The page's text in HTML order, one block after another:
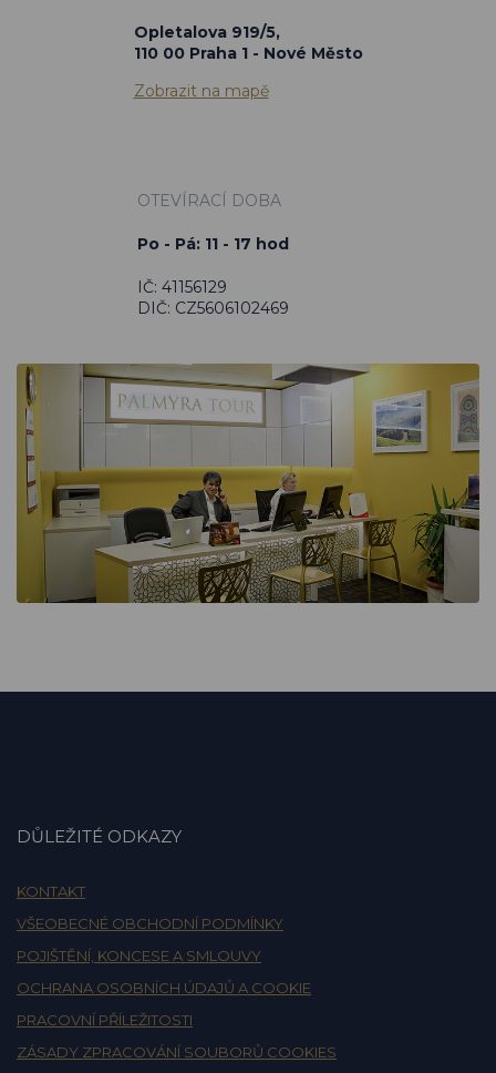
Opletalova 919/5,
110 00 Praha 1 - Nové Město
Zobrazit na mapě
OTEVÍRACÍ DOBA
Po - Pá: 11 - 17 hod
IČ: 41156129
DIČ: CZ5606102469
DŮLEŽITÉ ODKAZY
KONTAKT
VŠEOBECNÉ OBCHODNÍ PODMÍNKY
POJIŠTĚNÍ, KONCESE A SMLOUVY
OCHRANA OSOBNÍCH ÚDAJŮ A COOKIE
PRACOVNÍ PŘÍLEŽITOSTI
ZÁSADY ZPRACOVÁNÍ SOUBORŮ COOKIES